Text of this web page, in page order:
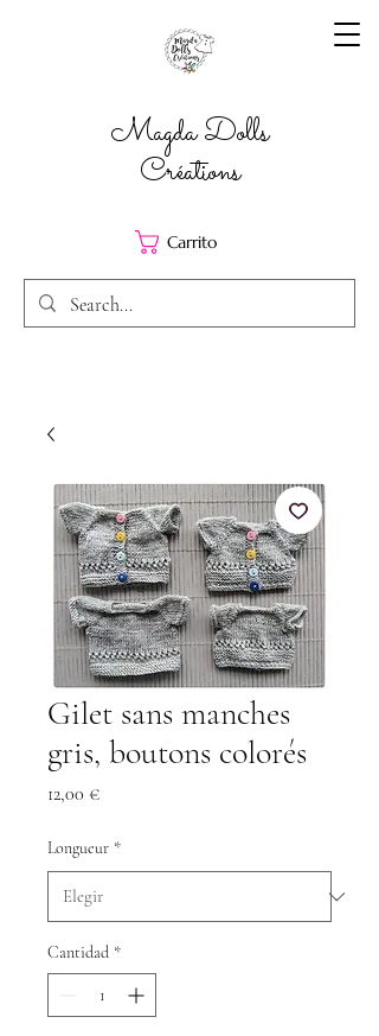
Magda Dolls
Créations
Carrito
Gilet sans manches
gris, boutons colorés
12,00 €Precio
Longueur *
Cantidad *